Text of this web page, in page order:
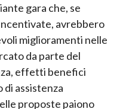
gara che, se
avrebbero
miglioramenti nelle
da parte del
effetti benefici
di assistenza
proposte paiono